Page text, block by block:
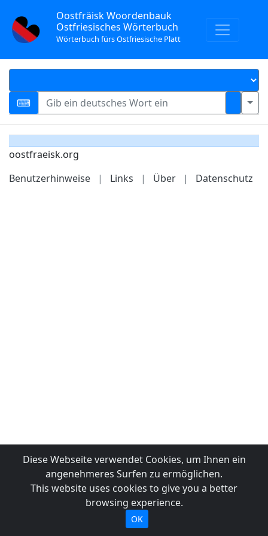
Oostfräisk Woordenbauk
Ostfriesisches Wörterbuch
Wörterbuch fürs Ostfriesische Platt
oostfraeisk.org
Benutzerhinweise
| Links | Über | Datenschutz
Diese Webseite verwendet Cookies, um Ihnen ein
angenehmeres Surfen zu ermöglichen.
This website uses cookies to give you a better
browsing experience.
OK